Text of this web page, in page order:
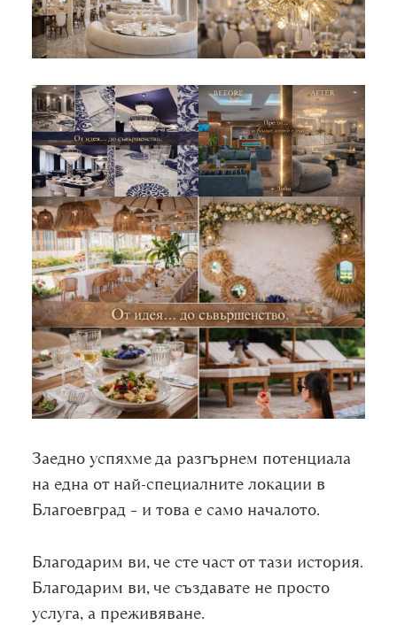
Заедно успяхме да разгърнем потенциала
на една от най-специалните локации в
Благоевград – и това е само началото.
Благодарим ви, че сте част от тази история.
Благодарим ви, че създавате не просто
услуга, а преживяване.